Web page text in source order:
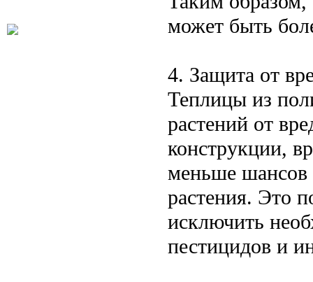
может быть
4. Защита от
Теплицы из
растений от
конструкции,
меньше шансов
растения. Это
исключить
пестицидов и